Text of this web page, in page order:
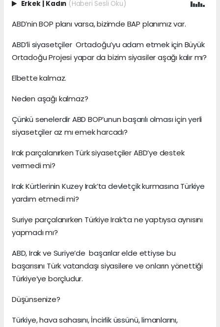
Erkek | Kadın (Haberi Sesli Oku)
ABD’nin BOP planı varsa, bizimde BAP planımız var.
ABD’li siyasetçiler Ortadoğu’yu adam etmek için Büyük
Ortadoğu Projesi yapar da bizim siyasiler aşağı kalır mı?
Elbette kalmaz.
Neden aşağı kalmaz?
Çünkü senelerdir ABD BOP’unun başarılı olması için yerli
siyasetçiler az mı emek harcadı?
Irak parçalanırken Türk siyasetçiler ABD’ye destek
vermedi mi?
Irak Kürtlerinin Kuzey Irak’ta devletçik kurmasına Türkiye
yardım etmedi mi?
Suriye parçalanırken Türkiye Irak’ta ne yaptıysa aynısını
yapmadı mı?
ABD, Irak ve Suriye’de başarılar elde ettiyse bu
başarısını Türk vatandaşı siyasilere ve onların yönettiği
Türkiye’ye borçludur.
Düşünsenize?
Türkiye, hava sahasını, İncirlik üssünü, limanlarını,